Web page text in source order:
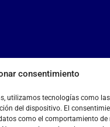
consentimiento
utilizamos tecnologías como
del dispositivo. El
como el comportamiento de